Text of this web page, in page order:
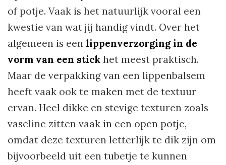
of potje. Vaak is het natuurlijk vooral een
kwestie van wat jij handig vindt. Over het
algemeen is een lippenverzorging in de
vorm van een stick het meest praktisch.
Maar de verpakking van een lippenbalsem
heeft vaak ook te maken met de textuur
ervan. Heel dikke en stevige texturen zoals
vaseline zitten vaak in een open potje,
omdat deze texturen letterlijk te dik zijn om
bijvoorbeeld uit een tubetje te kunnen